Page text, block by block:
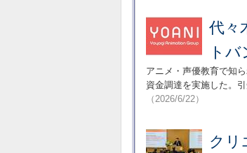
代々
ト
アニメ・声優教育で知
資金調達を実施した。
（2026/6/22）
クリ